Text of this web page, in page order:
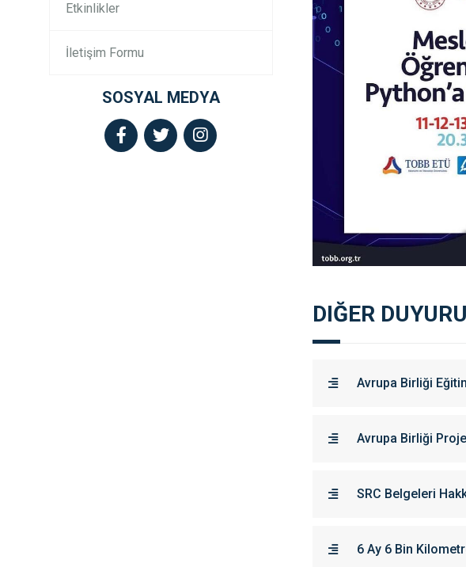
Etkinlikler
İletişim Formu
SOSYAL MEDYA
DIĞER
Avrupa Birliği
Avrupa Birliği
SRC Belgeleri
6 Ay 6 Bin